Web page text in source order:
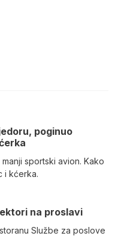
poginuo
sportski avion. Kako
i kćerka.
na proslavi
Službe za poslove